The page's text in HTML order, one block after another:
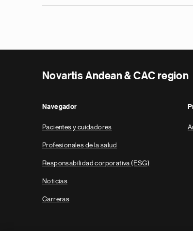
Novartis Andean & CAC region
Navegador
Pacientes y cuidadores
Profesionales de la salud
Responsabilidad corporativa (ESG)
Noticias
Carreras